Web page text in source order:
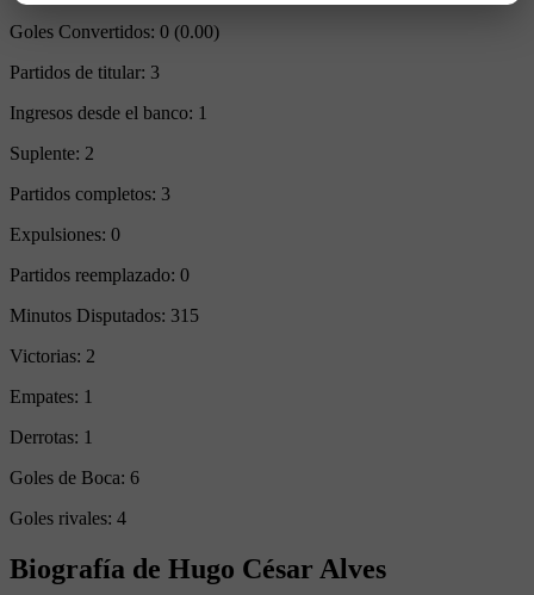
Goles Convertidos: 0 (0.00)
Partidos de titular: 3
Ingresos desde el banco: 1
Suplente: 2
Partidos completos: 3
Expulsiones: 0
Partidos reemplazado: 0
Minutos Disputados: 315
Victorias: 2
Empates: 1
Derrotas: 1
Goles de Boca: 6
Goles rivales: 4
Biografía de Hugo César Alves